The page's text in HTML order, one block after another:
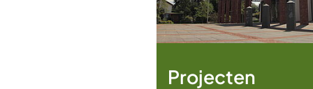
Projecten